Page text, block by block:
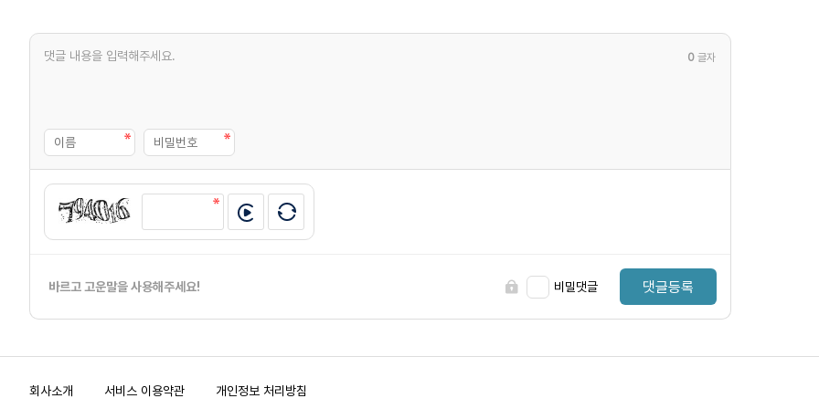
0 글자
바르고 고운말을 사용해주세요! 비밀댓글 댓글등록
회사소개 서비스 이용약관 개인정보 처리방침